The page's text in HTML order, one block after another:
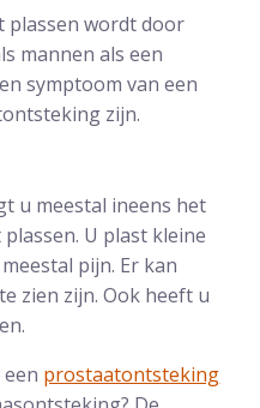
plassen wordt door
mannen als een
symptoom van een
zijn.
u meestal ineens het
U plast kleine
pijn. Er kan
zien zijn. Ook heeft u
prostaatontsteking